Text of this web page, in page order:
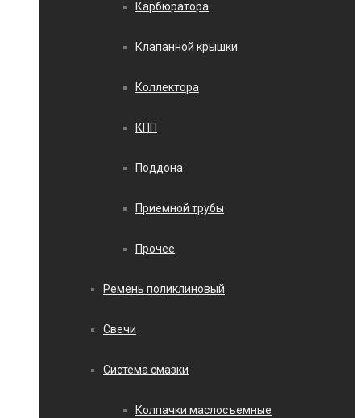
Карбюратора
Клапанной крышки
Коллектора
КПП
Поддона
Приемной трубы
Прочее
Ремень поликлиновый
Свечи
Система смазки
Колпачки маслосъемные